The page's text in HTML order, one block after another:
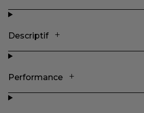
Descriptif
Performance